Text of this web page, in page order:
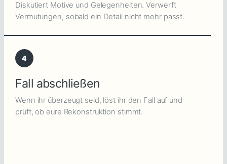
Diskutiert Motive und Gelegenheiten. Verwerft
Vermutungen, sobald ein Detail nicht mehr passt.
4
Fall abschließen
Wenn ihr überzeugt seid, löst ihr den Fall auf und
prüft, ob eure Rekonstruktion stimmt.